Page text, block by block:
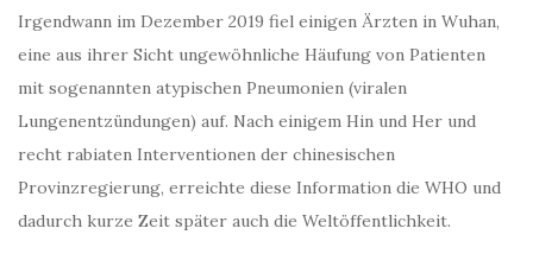
Irgendwann im Dezember 2019 fiel einigen Ärzten in Wuhan,
eine aus ihrer Sicht ungewöhnliche Häufung von Patienten
mit sogenannten atypischen Pneumonien (viralen
Lungenentzündungen) auf. Nach einigem Hin und Her und
recht rabiaten Interventionen der chinesischen
Provinzregierung, erreichte diese Information die WHO und
dadurch kurze Zeit später auch die Weltöffentlichkeit.